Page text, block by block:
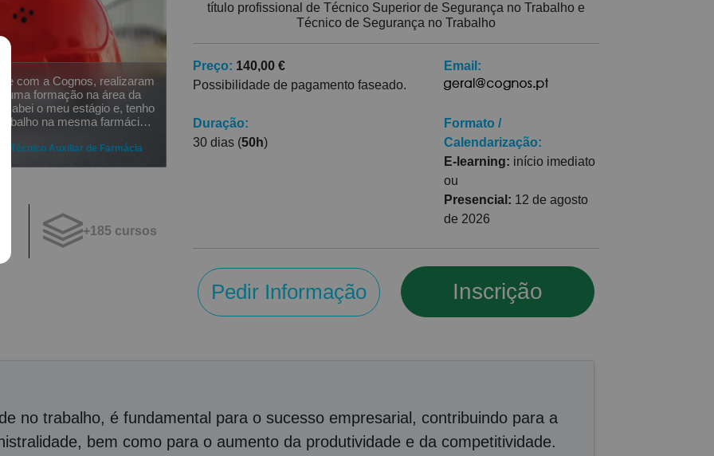
com a Cognos, realizaram
uma formação na área da
o meu estágio e, tenho
na mesma farmácia
que é ótimo pois, posso dar
Técnico Auxiliar de Farmácia
+185 cursos
título profissional de Técnico Superior de Segurança no Trabalho e
Técnico de Segurança no Trabalho
Preço: 140,00 €
Possibilidade de pagamento faseado.
Duração:
30 dias (50h)
Email:
Formato /
Calendarização:
E-learning: início imediato
ou
Presencial: 12 de agosto
de 2026
Pedir Informação Inscrição
no trabalho, é fundamental para o sucesso empresarial, contribuindo para a
bem como para o aumento da produtividade e da competitividade.